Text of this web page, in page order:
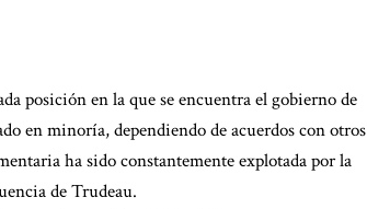
posición en la que se encuentra el gobierno de
en minoría, dependiendo de acuerdos con otros
ha sido constantemente explotada por la
de Trudeau.